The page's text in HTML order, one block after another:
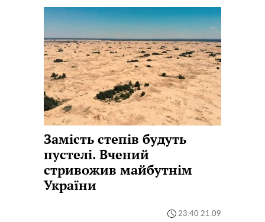
Замість степів будуть
пустелі. Вчений
стривожив майбутнім
України
23:40 21.09